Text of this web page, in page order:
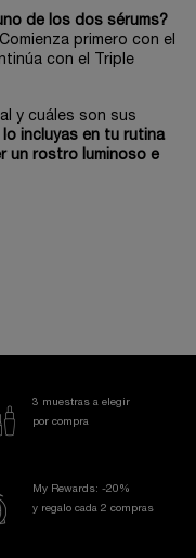
de los dos sérums?
primero con el
con el Triple
y cuáles son sus
lo incluyas en tu rutina
un rostro luminoso e
3 muestras a elegir
por compra
My Rewards: -20%
y regalo cada 2 compras